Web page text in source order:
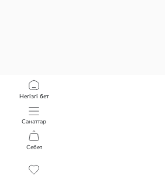
Негізгі бет
Санаттар
Себет